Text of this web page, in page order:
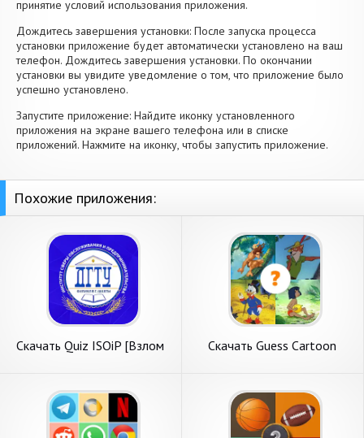
принятие условий использования приложения.
Дождитесь завершения установки: После запуска процесса
установки приложение будет автоматически установлено на ваш
телефон. Дождитесь завершения установки. По окончании
установки вы увидите уведомление о том, что приложение было
успешно установлено.
Запустите приложение: Найдите иконку установленного
приложения на экране вашего телефона или в списке
приложений. Нажмите на иконку, чтобы запустить приложение.
Похожие приложения:
Скачать Quiz ISOiP [Взлом
Скачать Guess Cartoon
Андроид